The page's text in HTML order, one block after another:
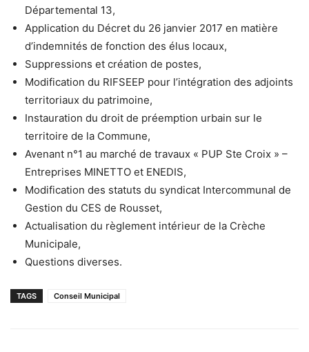
Départemental 13,
Application du Décret du 26 janvier 2017 en matière
d’indemnités de fonction des élus locaux,
Suppressions et création de postes,
Modification du RIFSEEP pour l’intégration des adjoints
territoriaux du patrimoine,
Instauration du droit de préemption urbain sur le
territoire de la Commune,
Avenant n°1 au marché de travaux « PUP Ste Croix » –
Entreprises MINETTO et ENEDIS,
Modification des statuts du syndicat Intercommunal de
Gestion du CES de Rousset,
Actualisation du règlement intérieur de la Crèche
Municipale,
Questions diverses.
TAGS Conseil Municipal